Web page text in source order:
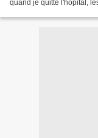
quand je quitte l'hôpital,